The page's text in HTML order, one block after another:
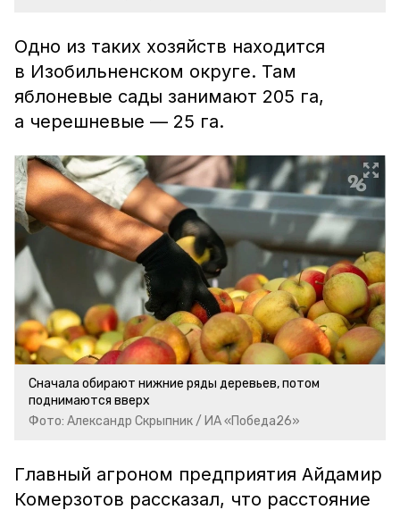
Одно из таких хозяйств находится
в Изобильненском округе. Там
яблоневые сады занимают 205 га,
а черешневые — 25 га.
Сначала обирают нижние ряды деревьев, потом
поднимаются вверх
Фото: Александр Скрыпник / ИА «Победа26»
Главный агроном предприятия Айдамир
Комерзотов рассказал, что расстояние